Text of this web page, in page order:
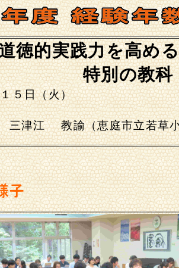
的実践力を高め
教科「道徳
５日（火）
教諭（恵庭市立若草小